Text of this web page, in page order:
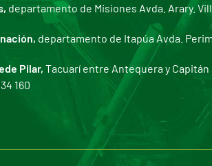
departamento de Misiones Avda. Arary.
departamento de Itapúa Avda.
Pilar, Tacuarí entre Antequera y Capitán
160